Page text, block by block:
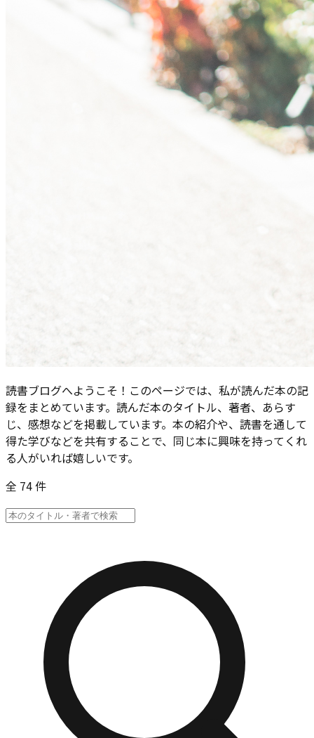
読書ブログへようこそ！このページでは、私が読んだ本の記
録をまとめています。読んだ本のタイトル、著者、あらす
じ、感想などを掲載しています。本の紹介や、読書を通して
得た学びなどを共有することで、同じ本に興味を持ってくれ
る人がいれば嬉しいです。
全 74 件